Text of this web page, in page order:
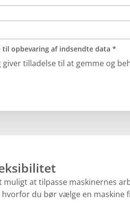
til opbevaring af indsendte data *
giver tilladelse til at gemme og
at tilpasse maskinernes
du bør vælge en maskine